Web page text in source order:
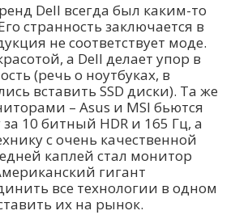
Dell всегда был каким-то
странность заключается в
не соответствует моде.
а Dell делает упор в
(речь о ноутбуках, в
вставить SSD диски). Та же
– Asus и MSI бьются
за 10 битный HDR и 165 Гц, а
с очень качественной
каплей стал монитор
гигант
все технологии в одном
их на рынок.